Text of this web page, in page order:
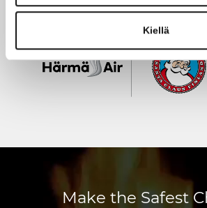
Kiellä
Make the Safest